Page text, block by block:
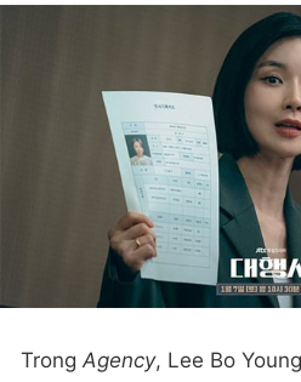
Trong Agency, Lee Bo